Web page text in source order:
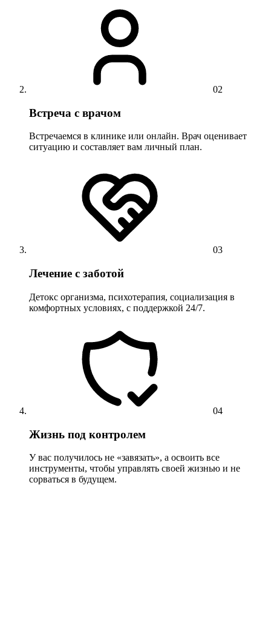
02
Встреча с врачом
Встречаемся в клинике или онлайн. Врач оценивает
ситуацию и составляет вам личный план.
03
Лечение с заботой
Детокс организма, психотерапия, социализация в
комфортных условиях, с поддержкой 24/7.
04
Жизнь под контролем
У вас получилось не «завязать», а освоить все
инструменты, чтобы управлять своей жизнью и не
сорваться в будущем.